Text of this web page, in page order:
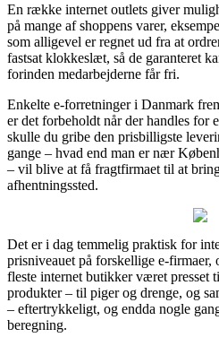
En række internet outlets giver
på mange af shoppens varer,
som alligevel er regnet ud fra at
fastsat klokkeslæt, så de garanteret
forinden medarbejderne får fri.
Enkelte e-forretninger i Danmark
er det forbeholdt når der handles for
skulle du gribe den prisbilligste
gange – hvad end man er nær
– vil blive at få fragtfirmaet til at
afhentningssted.
Det er i dag temmelig praktisk for
prisniveauet på forskellige e-firmaer,
fleste internet butikker været presset
produkter – til piger og drenge, og
– eftertrykkeligt, og endda nogle
beregning.